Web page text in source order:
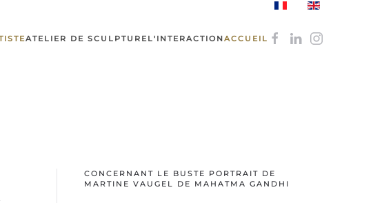
ATELIER DE SCULPTURE L'INTERACTIONACCUEIL
CONCERNANT LE BUSTE PORTRAIT DE
MARTINE VAUGEL DE MAHATMA GANDHI